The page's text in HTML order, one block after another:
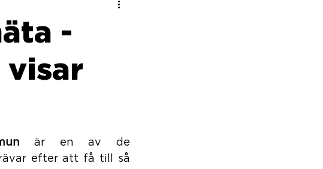
-
visar
är en av de
efter att få till så